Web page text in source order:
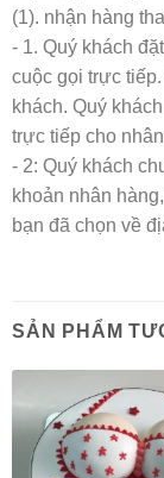
(1). nhận hàng
- 1. Quý khách
cuộc gọi trực
khách. Quý
trực tiếp cho
- 2: Quý khách
khoản nhân
bạn đã chọn về
SẢN PHẨM